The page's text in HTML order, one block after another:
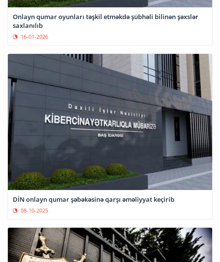
Onlayn qumar oyunları təşkil etməkdə şübhəli bilinən şəxslər
saxlanılıb
16-01-2026
DİN onlayn qumar şəbəkəsinə qarşı əməliyyat keçirib
08-10-2025